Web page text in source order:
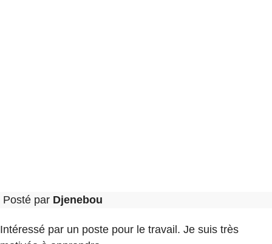
Posté par Djenebou
Intéressé par un poste pour le travail. Je suis très